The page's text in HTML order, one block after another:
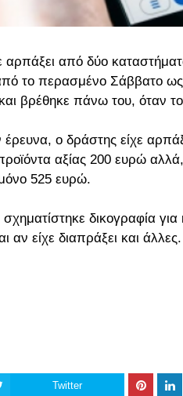
αρπάξει από δύο
το περασμένο Σάββατο
βρέθηκε πάνω του, όταν
ο δράστης είχε
αξίας 200 ευρώ
525 ευρώ.
δικογραφία
αν είχε διαπράξει και άλλες.
Twitter